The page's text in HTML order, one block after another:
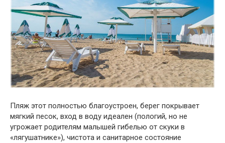
Пляж этот полностью благоустроен, берег покрывает
мягкий песок, вход в воду идеален (пологий, но не
угрожает родителям малышей гибелью от скуки в
«лягушатнике»), чистота и санитарное состояние